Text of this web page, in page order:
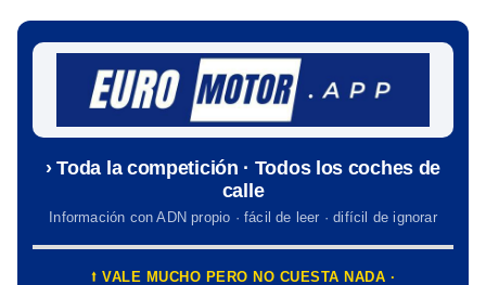
› Toda la competición · Todos los coches de
calle
Información con ADN propio · fácil de leer · difícil de ignorar
⭡ VALE MUCHO PERO NO CUESTA NADA ·